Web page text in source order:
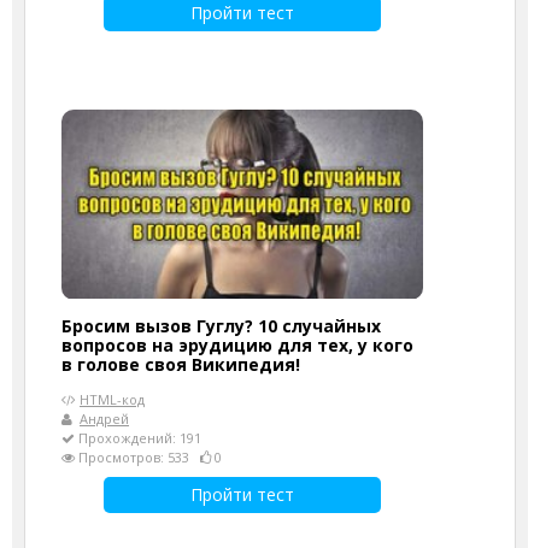
Пройти тест
Бросим вызов Гуглу? 10 случайных
вопросов на эрудицию для тех, у кого
в голове своя Википедия!
HTML-код
Андрей
Прохождений: 191
Просмотров: 533
0
Пройти тест